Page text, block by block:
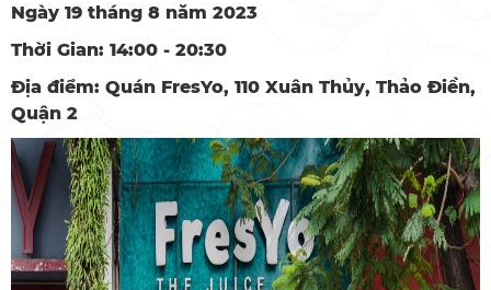
Ngày 19 tháng 8 năm 2023
Thời Gian: 14:00 - 20:30
Địa điểm: Quán FresYo, 110 Xuân Thủy, Thảo Điền,
Quận 2